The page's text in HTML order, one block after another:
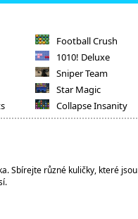
Football Crush
1010! Deluxe
Sniper Team
Star Magic
Collapse Insanity
Sbírejte různé kuličky, které jsou